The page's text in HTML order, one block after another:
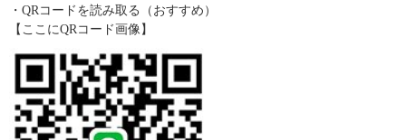
・QRコードを読み取る（おすすめ）
【ここにQRコード画像】